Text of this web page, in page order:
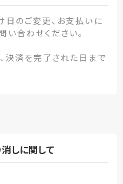
日のご変更、お支払いに
い合わせください。
決済を完了された日まで
しに関して